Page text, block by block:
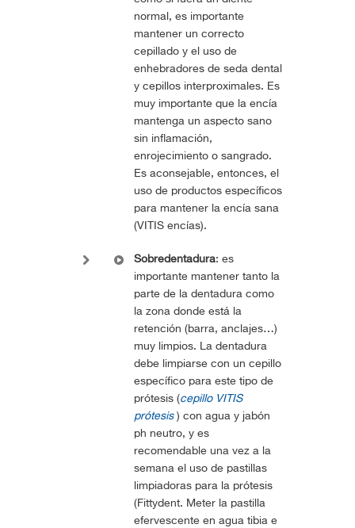
normal, es importante
mantener un correcto
cepillado y el uso de
enhebradores de seda dental
y cepillos interproximales. Es
muy importante que la encía
mantenga un aspecto sano
sin inflamación,
enrojecimiento o sangrado.
Es aconsejable, entonces, el
uso de productos específicos
para mantener la encía sana
(VITIS encías).
Sobredentadura: es
importante mantener tanto la
parte de la dentadura como
la zona donde está la
retención (barra, anclajes…)
muy limpios. La dentadura
debe limpiarse con un cepillo
específico para este tipo de
prótesis (cepillo VITIS
prótesis ) con agua y jabón
ph neutro, y es
recomendable una vez a la
semana el uso de pastillas
limpiadoras para la prótesis
(Fittydent. Meter la pastilla
efervescente en agua tibia e